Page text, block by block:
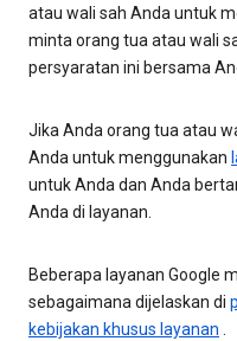
atau wali sah Anda untuk
minta orang tua atau wali
persyaratan ini bersama
Jika Anda orang tua atau
Anda untuk menggunakan
untuk Anda dan Anda
Anda di layanan.
Beberapa layanan Google
sebagaimana dijelaskan di
kebijakan khusus layanan .